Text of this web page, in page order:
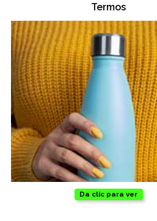
Sublimación
Termos
Da clic para ver